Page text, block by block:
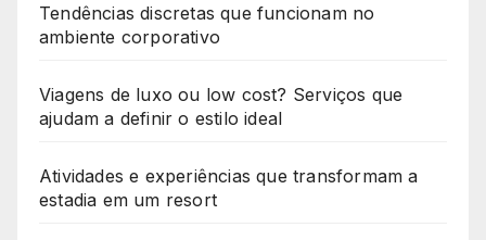
Tendências discretas que funcionam no
ambiente corporativo
Viagens de luxo ou low cost? Serviços que
ajudam a definir o estilo ideal
Atividades e experiências que transformam a
estadia em um resort